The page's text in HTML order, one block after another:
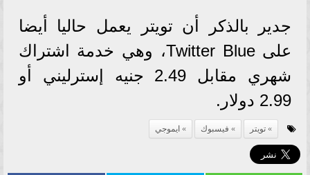
جدير بالذكر أن تويتر يعمل حاليا أيضا
على Twitter Blue، وهي خدمة اشتراك
شهري مقابل 2.49 جنيه إسترليني أو
2.99 دولار.
تويتر فيسبوك ايموجي